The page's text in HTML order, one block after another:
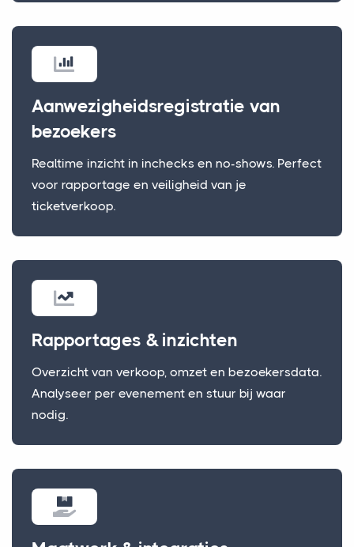
Aanwezigheidsregistratie van
bezoekers
Realtime inzicht in inchecks en no-shows. Perfect
voor rapportage en veiligheid van je
ticketverkoop.
Rapportages & inzichten
Overzicht van verkoop, omzet en bezoekersdata.
Analyseer per evenement en stuur bij waar
nodig.